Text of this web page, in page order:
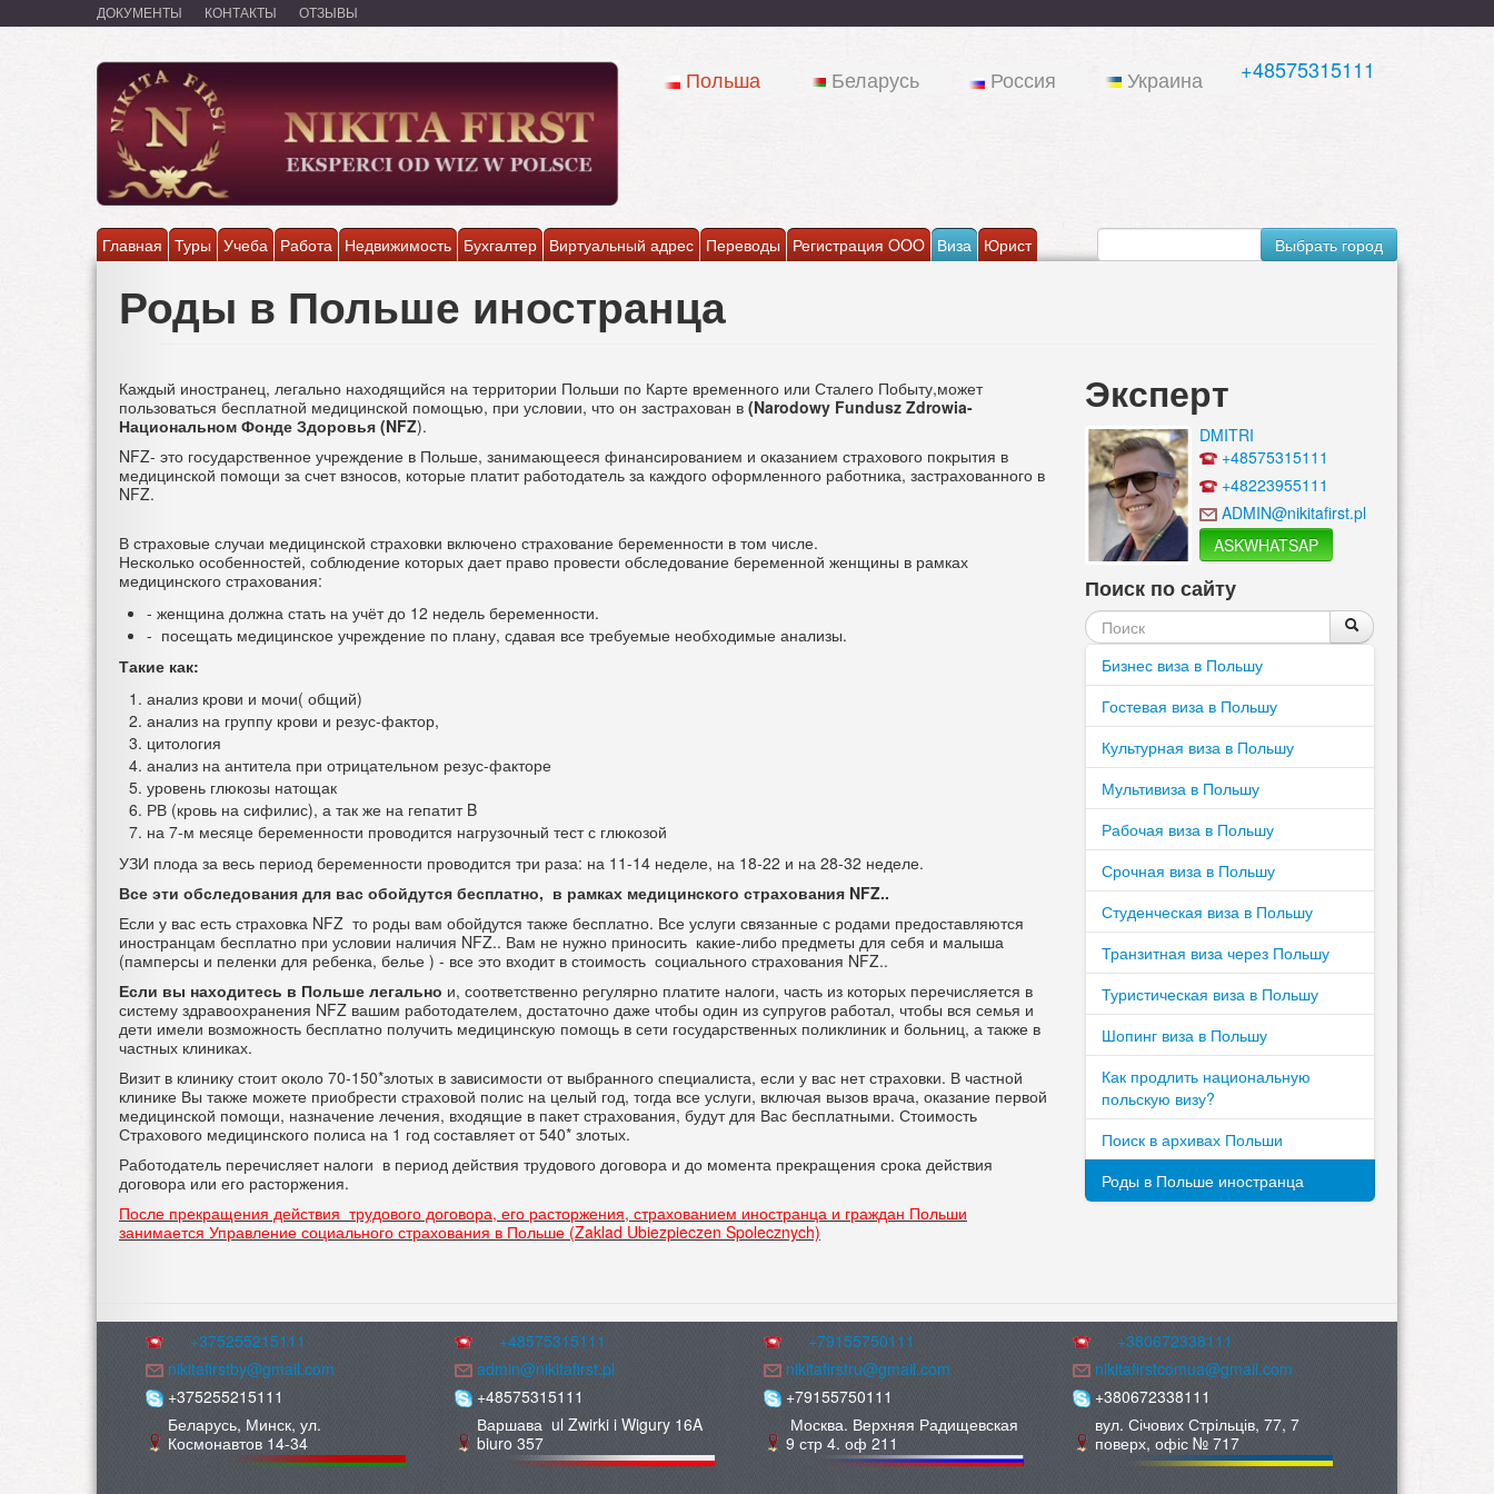
к
ДОКУМЕНТЫ КОНТАКТЫ ОТЗЫВЫ
Польша Беларусь Россия Украина +48575315111
Главная Туры Учеба Работа Недвижимость Бухгалтер Виртуальный адрес Переводы Регистрация OOO Виза Юрист Выбрать город
Роды в Польше иностранца
Каждый иностранец, легально находящийся на территории Польши по Карте временного или Сталего Побыту,может
пользоваться бесплатной медицинской помощью, при условии, что он застрахован в (Narodowy Fundusz Zdrowia-
Национальном Фонде Здоровья (NFZ).
NFZ- это государственное учреждение в Польше, занимающееся финансированием и оказанием страхового покрытия в
медицинской помощи за счет взносов, которые платит работодатель за каждого оформленного работника, застрахованного в
NFZ.
В страховые случаи медицинской страховки включено страхование беременности в том числе.
Несколько особенностей, соблюдение которых дает право провести обследование беременной женщины в рамках
медицинского страхования:
- женщина должна стать на учёт до 12 недель беременности.
- посещать медицинское учреждение по плану, сдавая все требуемые необходимые анализы.
Такие как:
анализ крови и мочи( общий)
анализ на группу крови и резус-фактор,
цитология
анализ на антитела при отрицательном резус-факторе
уровень глюкозы натощак
РВ (кровь на сифилис), а так же на гепатит B
на 7-м месяце беременности проводится нагрузочный тест с глюкозой
УЗИ плода за весь период беременности проводится три раза: на 11-14 неделе, на 18-22 и на 28-32 неделе.
Все эти обследования для вас обойдутся бесплатно, в рамках медицинского страхования NFZ..
Если у вас есть страховка NFZ то роды вам обойдутся также бесплатно. Все услуги связанные с родами предоставляются
иностранцам бесплатно при условии наличия NFZ.. Вам не нужно приносить какие-либо предметы для себя и малыша
(памперсы и пеленки для ребенка, белье ) - все это входит в стоимость социального страхования NFZ..
Если вы находитесь в Польше легально и, соответственно регулярно платите налоги, часть из которых перечисляется в
систему здравоохранения NFZ вашим работодателем, достаточно даже чтобы один из супругов работал, чтобы вся семья и
дети имели возможность бесплатно получить медицинскую помощь в сети государственных поликлиник и больниц, а также в
частных клиниках.
Визит в клинику стоит около 70-150*злотых в зависимости от выбранного специалиста, если у вас нет страховки. В частной
клинике Вы также можете приобрести страховой полис на целый год, тогда все услуги, включая вызов врача, оказание первой
медицинской помощи, назначение лечения, входящие в пакет страхования, будут для Вас бесплатными. Стоимость
Страхового медицинского полиса на 1 год составляет от 540* злотых.
Работодатель перечисляет налоги в период действия трудового договора и до момента прекращения срока действия
договора или его расторжения.
После прекращения действия трудового договора, его расторжения, страхованием иностранца и граждан Польши
занимается Управление социального страхования в Польше (Zaklad Ubiezpieczen Spolecznych)
Эксперт
DMITRI
+48575315111
+48223955111
ADMIN@nikitafirst.pl
ASKWHATSAP
Поиск по сайту
Форма
поиска
Поиск
Бизнес виза в Польшу
Гостевая виза в Польшу
Культурная виза в Польшу
Мультивиза в Польшу
Рабочая виза в Польшу
Срочная виза в Польшу
Студенческая виза в Польшу
Транзитная виза через Польшу
Туристическая виза в Польшу
Шопинг виза в Польшу
Как продлить национальную
польскую визу?
Поиск в архивах Польши
Роды в Польше иностранца
+375255215111
nikitafirstby@gmail.com
+375255215111
Беларусь, Минск, ул.
Космонавтов 14-34
+48575315111
admin@nikitafirst.pl
+48575315111
Варшава ul Zwirki i Wigury 16A
biuro 357
+79155750111
nikitafirstru@gmail.com
+79155750111
Москва. Верхняя Радищевская
9 стр 4. оф 211
+380672338111
nikitafirstcomua@gmail.com
+380672338111
вул. Січових Стрільців, 77, 7
поверх, офіс № 717